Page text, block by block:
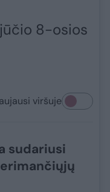
8-osios
viršuje
sudariusi